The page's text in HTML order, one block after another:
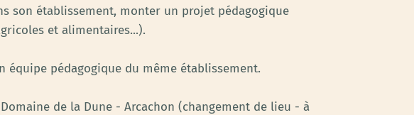
son établissement, monter un projet pédagogique
et alimentaires...).
équipe pédagogique du même établissement.
de la Dune - Arcachon (changement de lieu - à